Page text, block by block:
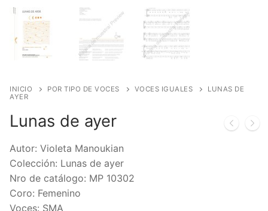
INICIO POR TIPO DE VOCES VOCES IGUALES
LUNAS DE
AYER
Lunas de ayer
Autor: Violeta Manoukian
Colección: Lunas de ayer
Nro de catálogo: MP 10302
Coro: Femenino
Voces: SMA